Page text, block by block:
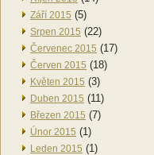
Září 2015 (5)
Srpen 2015 (22)
Červenec 2015 (17)
Červen 2015 (18)
Květen 2015 (3)
Duben 2015 (11)
Březen 2015 (7)
Únor 2015 (1)
Leden 2015 (1)